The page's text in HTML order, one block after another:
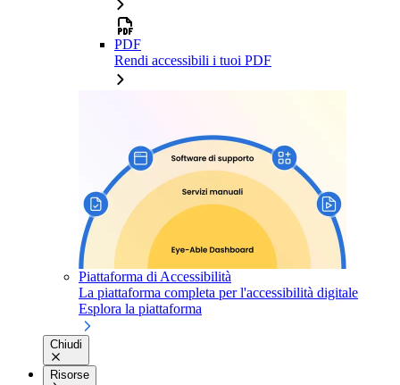
PDF
Rendi accessibili i tuoi PDF
Piattaforma di Accessibilità
La piattaforma completa per l'accessibilità digitale
Esplora la piattaforma
Chiudi
Risorse